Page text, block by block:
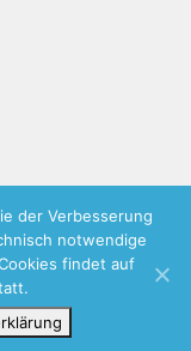
der Verbesserung
notwendige
findet auf